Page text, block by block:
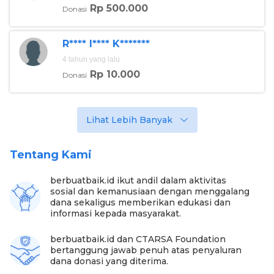
Cempaka Putih.
Bagi Nurhaeni, ini adalah kali pertama dirinya ke
supermarket setelah sekian lama tinggal di Jakarta
Utara. Nurhaeni dibuat takjub apalagi saat tim
berbuatbaik.id membebaskan Nurhaeni untuk
mengambil sembako sesuai dengan kebutuhannya.
namun tim meyakinkan dirinya bahwa semua
keperluan belanja tersebut dibayarkan oleh
berbuatbaik.id
Donasi Rp 500.000
R**** I**** K*******
4 tahun yang lalu
Donasi Rp 10.000
Lihat Lebih Banyak
Tentang Kami
berbuatbaik.id ikut andil dalam aktivitas
sosial dan kemanusiaan dengan menggalang
dana sekaligus memberikan edukasi dan
informasi kepada masyarakat.
berbuatbaik.id dan CTARSA Foundation
bertanggung jawab penuh atas penyaluran
dana donasi yang diterima.